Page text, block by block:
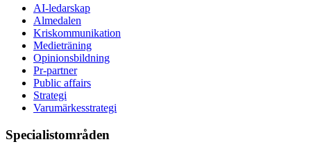
AI-ledarskap
Almedalen
Kris­kommunikation
Medieträning
Opinionsbildning
Pr-partner
Public affairs
Strategi
Varumärkesstrategi
Specialistområden